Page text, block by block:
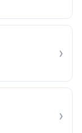
›
›